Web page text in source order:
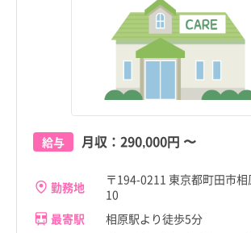
給与 月収： 290,000円 〜
勤務地
〒194-0211 東京都町田市
10
最寄駅
相原駅より徒歩5分